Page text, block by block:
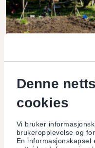
Denne
cookies
Vi bruker
brukeropplevelse og
En
Follow the Music /
Trondheimsfjorden for å
musikk og jordbruk.